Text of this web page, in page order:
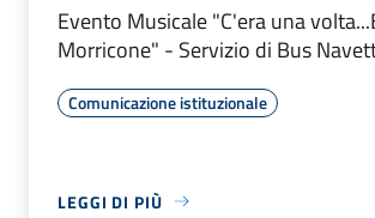
Evento Musicale "C'era una
Morricone" - Servizio di Bus
Comunicazione istituzionale
LEGGI DI PIÙ